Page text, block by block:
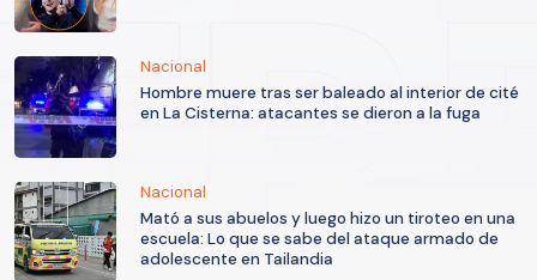
Nacional
Hombre muere tras ser baleado al interior de cité
en La Cisterna: atacantes se dieron a la fuga
Nacional
Mató a sus abuelos y luego hizo un tiroteo en una
escuela: Lo que se sabe del ataque armado de
adolescente en Tailandia